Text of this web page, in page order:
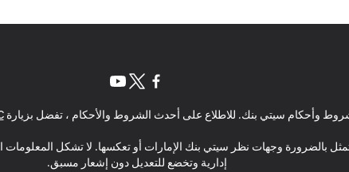
وأحكام سيتي بنك. للاطلاع على أحدث الشروط والأحكام ، تفضل بزيارة
تمثل بالضرورة وجهات نظر سيتي بنك الإمارات أو تعكسها. لا تشكل
إدارية وتخضع للتعديل دون إشعار مسبق.